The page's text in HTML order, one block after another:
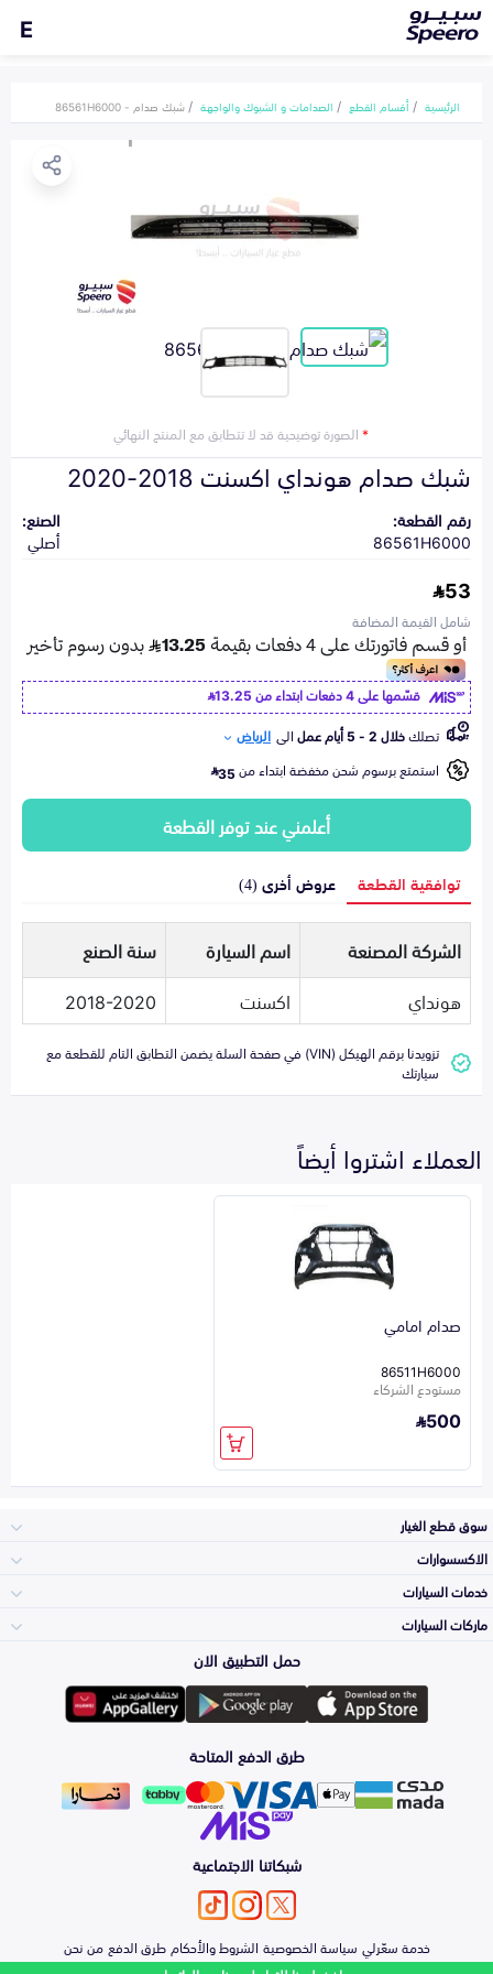
E
الرئيسية أقسام القطع الصدامات و الشبوك والواجهة شبك صدام - 86561H6000
*الصورة توضيحية قد لا تتطابق مع المنتج النهائي
شبك صدام هونداي اكسنت 2018-2020
رقم القطعة:
86561H6000
الصنع:
أصلي
53
شامل القيمة المضافة
قسّمها على 4 دفعات ابتداء من
13.25
تصلكخلال 2 - 5 أيام عمل الى الرياض
استمتع برسوم شحن مخفضة ابتداء من35
أعلمني عند توفر القطعة
توافقية القطعة عروض أخرى (4)
الشركة المصنعة اسم السيارة
سنة الصنع
هونداي
اكسنت 2018-2020
تزويدنا برقم الهيكل (VIN) في صفحة السلة يضمن التطابق التام للقطعة مع
سيارتك
العملاء اشتروا أيضاً
صدام امامي
86511H6000
مستودع الشركاء
500
سوق قطع الغيار
المكائن، القيرات
وملحقاتها
الشمعات
والاصطبات (الاضاءة)
الفرامل والأقمشة
الأبواب، الرفرف
والكبوت
الاكسسوارات
لوازم الرحلات
اكسسوارات العناية
الزيوت و السوائل
خدمات السيارات
الأكثر مبيعاً
التلميع والعناية
حماية مقدمة السيارة
ماركات السيارات
تويوتا
هيونداي
كيا
نيسان
حمل التطبيق الان
طرق الدفع المتاحة
شبكاتنا الاجتماعية
خدمة سعّرلي سياسة الخصوصية الشروط والأحكامطرق الدفعمن نحن